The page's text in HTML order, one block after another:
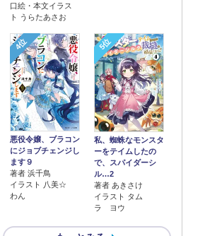
口絵・本文イラス
ト うらたあさお
4位
悪役令嬢、ブラコン
にジョブチェンジし
ます９
著者 浜千鳥
イラスト 八美☆
わん
5位
私、蜘蛛なモンスタ
ーをテイムしたの
で、スパイダーシ
ル…2
著者 あきさけ
イラスト タム
ラ ヨウ